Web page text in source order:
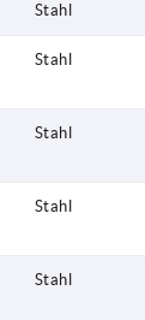
Stahl
Stahl
Stahl
Stahl
Stahl